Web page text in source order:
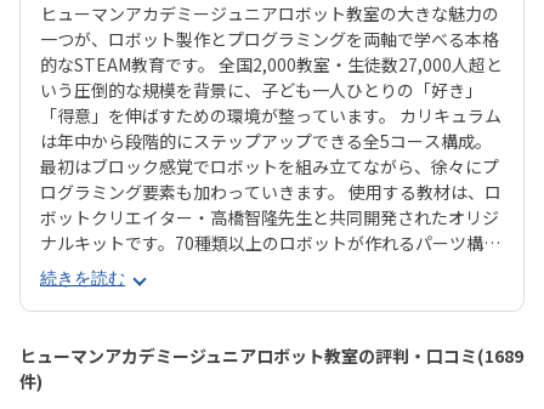
ヒューマンアカデミージュニアロボット教室の大きな魅力の
一つが、ロボット製作とプログラミングを両軸で学べる本格
的なSTEAM教育です。 全国2,000教室・生徒数27,000人超と
いう圧倒的な規模を背景に、子ども一人ひとりの「好き」
「得意」を伸ばすための環境が整っています。 カリキュラム
は年中から段階的にステップアップできる全5コース構成。
最初はブロック感覚でロボットを組み立てながら、徐々にプ
ログラミング要素も加わっていきます。 使用する教材は、ロ
ボットクリエイター・高橋智隆先生と共同開発されたオリジ
ナルキットです。70種類以上のロボットが作れるパーツ構成
で、飽きずに続けやすい点も特徴です。 月2回の90分授業で
は、ロボットを完成させる「基本製作」と、オリジナル改造
に挑戦する「応用実践」を繰り返す設計。子どもたちは毎
回、新しい達成感と成長を実感できる仕組みになっていま
す。 自ら考え、試行錯誤しながらロボットを動かす経験は、
創造力や論理的思考力を育むだけでなく、学ぶ楽しさそのも
続きを読む
ヒューマンアカデミージュニアロボット教室の評判・口コミ(1689
件)